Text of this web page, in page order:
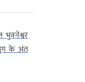
भुवनेश्वर
के अंत